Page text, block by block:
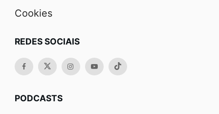
Cookies
REDES SOCIAIS
PODCASTS